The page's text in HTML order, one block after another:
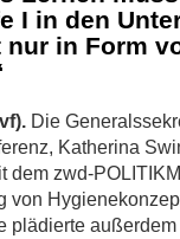
I in den
in Form
Die
Katherina
dem zwd-
von
plädierte außerdem